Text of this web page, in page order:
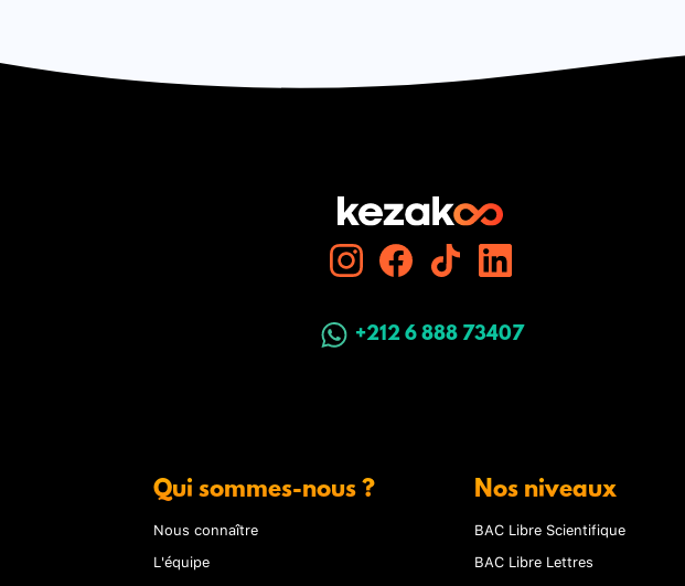
+212 6 888 73407
Qui sommes-nous ?
Nous connaître
L'équipe
Nos niveaux
BAC Libre Scientifique
BAC Libre Lettres